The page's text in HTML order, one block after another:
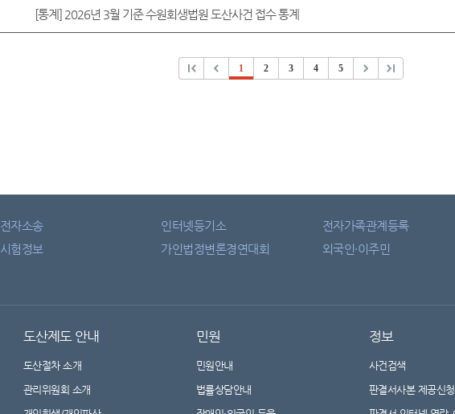
[통계] 2026년 3월 기준 수원회생법원 도산사건 접수 통계
1 2 3 4 5
전자소송 인터넷등기소 전자가족관계등록
시험정보 가인법정변론경연대회 외국인·이주민
도산제도 안내
도산절차 소개
관리위원회 소개
민원
민원안내
법률상담안내
정보
사건검색
판결서사본 제공신청